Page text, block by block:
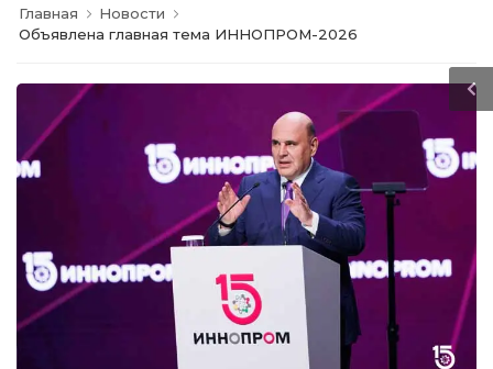
Главная
Новости
Объявлена главная тема ИННОПРОМ-2026